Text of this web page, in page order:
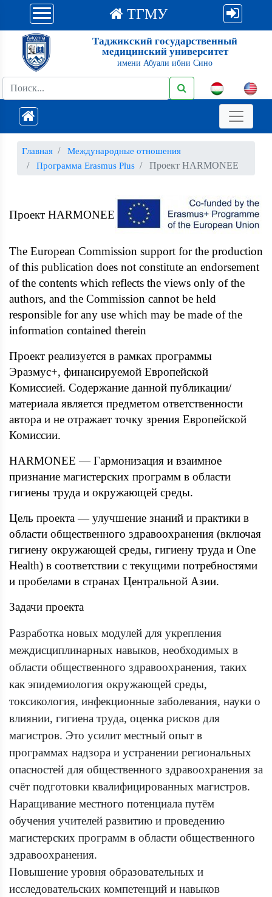
ТГМУ
Таджикский государственный
медицинский университет
имени Абуали ибни Сино
Главная
Международные отношения
Программа Erasmus Plus
Проект HARMONEE
Проект HARMONEE
The European Commission support for the production
of this publication does not constitute an endorsement
of the contents which reflects the views only of the
authors, and the Commission cannot be held
responsible for any use which may be made of the
information contained therein
Проект реализуется в рамках программы
Эразмус+, финансируемой Европейской
Комиссией. Содержание данной публикации/
материала является предметом ответственности
автора и не отражает точку зрения Европейской
Комиссии.
HARMONEE — Гармонизация и взаимное
признание магистерских программ в области
гигиены труда и окружающей среды.
Цель проекта — улучшение знаний и практики в
области общественного здравоохранения (включая
гигиену окружающей среды, гигиену труда и One
Health) в соответствии с текущими потребностями
и пробелами в странах Центральной Азии.
Задачи проекта
Разработка новых модулей для укрепления
междисциплинарных навыков, необходимых в
области общественного здравоохранения, таких
как эпидемиология окружающей среды,
токсикология, инфекционные заболевания, науки о
влиянии, гигиена труда, оценка рисков для
магистров. Это усилит местный опыт в
программах надзора и устранении региональных
опасностей для общественного здравоохранения за
счёт подготовки квалифицированных магистров.
Наращивание местного потенциала путём
обучения учителей развитию и проведению
магистерских программ в области общественного
здравоохранения.
Повышение уровня образовательных и
исследовательских компетенций и навыков